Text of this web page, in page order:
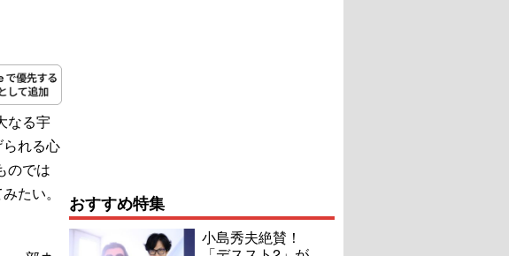
なる宇
れる心
のでは
たい。
おすすめ特集
小島秀夫絶賛！